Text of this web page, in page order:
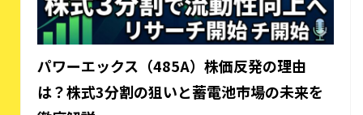
パワーエックス（485A）株価反発の理由
は？株式3分割の狙いと蓄電池市場の未来を